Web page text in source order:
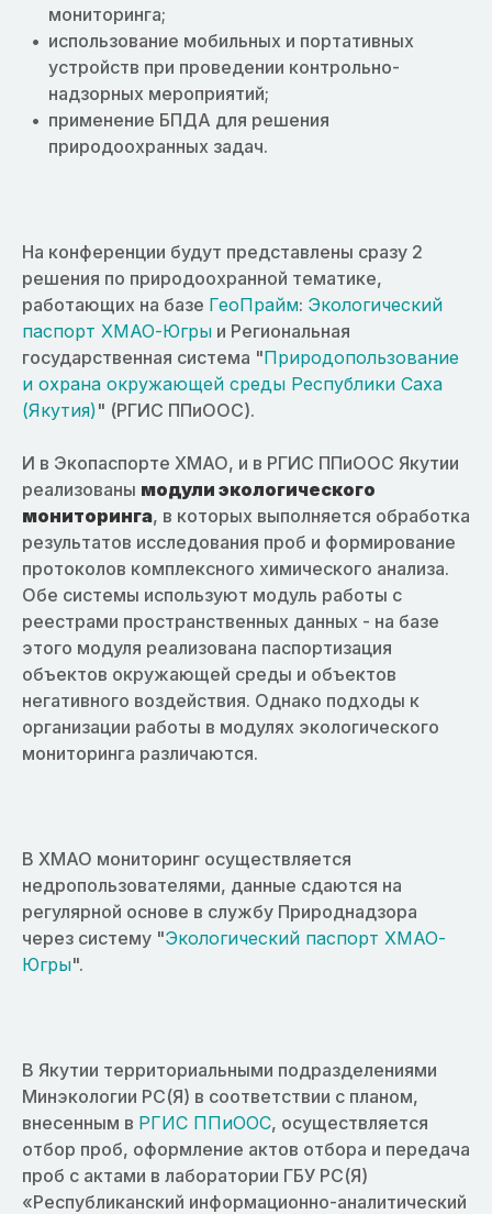
мониторинга;
использование мобильных и портативных
устройств при проведении контрольно-
надзорных мероприятий;
применение БПДА для решения
природоохранных задач.
На конференции будут представлены сразу 2
решения по природоохранной тематике,
работающих на базе ГеоПрайм: Экологический
паспорт ХМАО-Югры и Региональная
государственная система "Природопользование
и охрана окружающей среды Республики Саха
(Якутия)" (РГИС ППиООС).
И в Экопаспорте ХМАО, и в РГИС ППиООС Якутии
реализованы модули экологического
мониторинга, в которых выполняется обработка
результатов исследования проб и формирование
протоколов комплексного химического анализа.
Обе системы используют модуль работы с
реестрами пространственных данных - на базе
этого модуля реализована паспортизация
объектов окружающей среды и объектов
негативного воздействия. Однако подходы к
организации работы в модулях экологического
мониторинга различаются.
В ХМАО мониторинг осуществляется
недропользователями, данные сдаются на
регулярной основе в службу Природнадзора
через систему "Экологический паспорт ХМАО-
Югры".
В Якутии территориальными подразделениями
Минэкологии РС(Я) в соответствии с планом,
внесенным в РГИС ППиООС, осуществляется
отбор проб, оформление актов отбора и передача
проб с актами в лаборатории ГБУ РС(Я)
«Республиканский информационно-аналитический